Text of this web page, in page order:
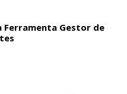
Ferramenta Gestor de